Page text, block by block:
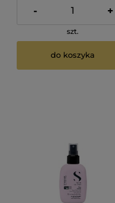
- +
szt.
do koszyka